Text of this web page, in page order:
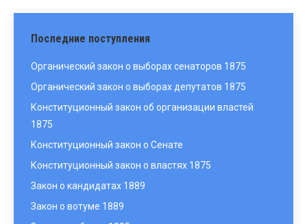
Последние поступления
Органический закон о выборах сенаторов 1875
Органический закон о выборах депутатов 1875
Конституционный закон об организации властей
1875
Конституционный закон о Сенате
Конституционный закон о властях 1875
Закон о кандидатах 1889
Закон о вотуме 1889